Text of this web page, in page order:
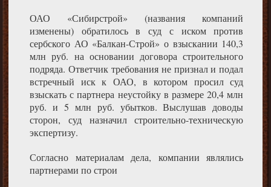
ОАО «Сибирстрой» (названия компаний
изменены) обратилось в суд с иском против
сербского АО «Балкан-Строй» о взыскании 140,3
млн руб. на основании договора строительного
подряда. Ответчик требования не признал и подал
встречный иск к ОАО, в котором просил суд
взыскать с партнера неустойку в размере 20,4 млн
руб. и 5 млн руб. убытков. Выслушав доводы
сторон, суд назначил строительно-техническую
экспертизу.
Согласно материалам дела, компании являлись
партнерами по строи